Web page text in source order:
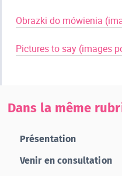
Obrazki do mówienia
Pictures to say (images
Dans la même
Présentation
Venir en consultation